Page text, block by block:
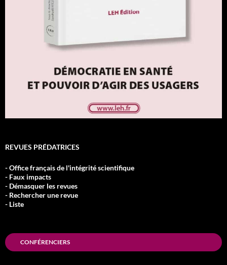
REVUES PRÉDATRICES
- Office français de l'intégrité scientifique
- Faux impacts
- Démasquer les revues
- Rechercher une revue
- Liste
CONFÉRENCIERS